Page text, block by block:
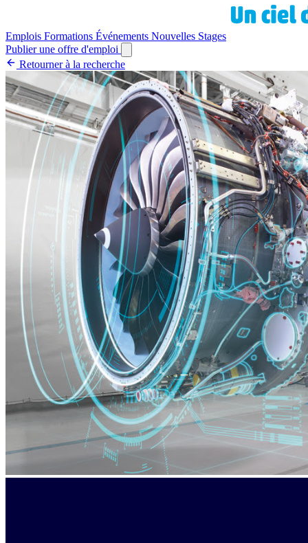
Emplois Formations Événements Nouvelles Stages
Publier une offre d'emploi
Retourner à la recherche